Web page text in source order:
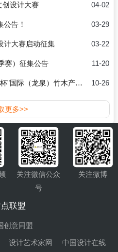
04-02
创设计大赛
03-29
告！
03-22
计大赛启动征集
11-20
赛）征集公告
10-26
泉）竹木产品创新设计大赛公告
更多>>
关注微信公众
号
关注微博
联盟
创意同盟
设计艺术家网 中国设计在线